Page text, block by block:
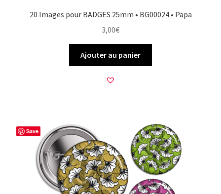
20 Images pour BADGES 25mm • BG00024 • Papa
3,00€
Ajouter au panier
Save